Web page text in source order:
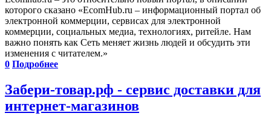
которого сказано «EcomHub.ru – информационный портал об
электронной коммерции, сервисах для электронной
коммерции, социальных медиа, технологиях, ритейле. Нам
важно понять как Сеть меняет жизнь людей и обсудить эти
изменения с читателем.»
0 Подробнее
Забери-товар.рф - сервис доставки для
интернет-магазинов